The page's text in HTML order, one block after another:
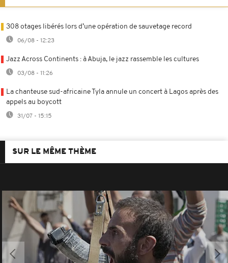
308 otages libérés lors d’une opération de sauvetage record
06/08 - 12:23
Jazz Across Continents : à Abuja, le jazz rassemble les cultures
03/08 - 11:26
La chanteuse sud-africaine Tyla annule un concert à Lagos après des
appels au boycott
31/07 - 15:15
SUR LE MÊME THÈME